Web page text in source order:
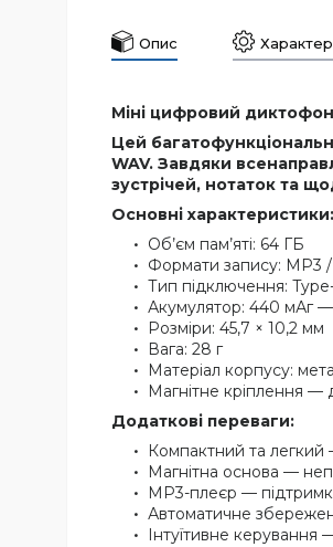
Опис
Міні цифровий диктофон
Цей
WAV. Завдяки
зустрічей, нотаток та
Основні характеристики:
Об’єм пам’яті: 64 ГБ
Формати запису: MP3
Тип підключення:
Акумулятор: 440 мАг
Розміри: 45,7 × 10,2 мм
Вага: 28 г
Матеріал корпусу:
Магнітне кріплення —
Додаткові переваги:
Компактний та
Магнітна основа —
MP3-плеєр —
Автоматичне
Інтуїтивне керування